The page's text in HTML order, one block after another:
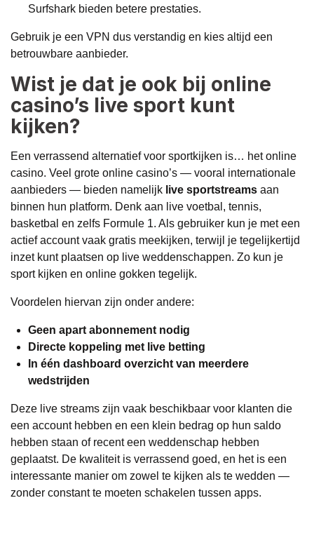
Surfshark bieden betere prestaties.
Gebruik je een VPN dus verstandig en kies altijd een
betrouwbare aanbieder.
Wist je dat je ook bij online
casino’s live sport kunt
kijken?
Een verrassend alternatief voor sportkijken is… hetonline
casino. Veel grote online casino’s — vooral internationale
aanbieders — bieden namelijk live sportstreams aan
binnen hun platform. Denk aan live voetbal, tennis,
basketbal en zelfs Formule 1. Als gebruiker kun je met een
actief account vaak gratis meekijken, terwijl je tegelijkertijd
inzet kunt plaatsen op live weddenschappen. Zo kun je
sport kijken en online gokken tegelijk.
Voordelen hiervan zijn onder andere:
Geen apart abonnement nodig
Directe koppeling met live betting
In één dashboard overzicht van meerdere
wedstrijden
Deze live streams zijn vaak beschikbaar voor klanten die
een account hebben en een klein bedrag op hun saldo
hebben staan of recent een weddenschap hebben
geplaatst. De kwaliteit is verrassend goed, en het is een
interessante manier om zowel te kijken als te wedden —
zonder constant te moeten schakelen tussen apps.